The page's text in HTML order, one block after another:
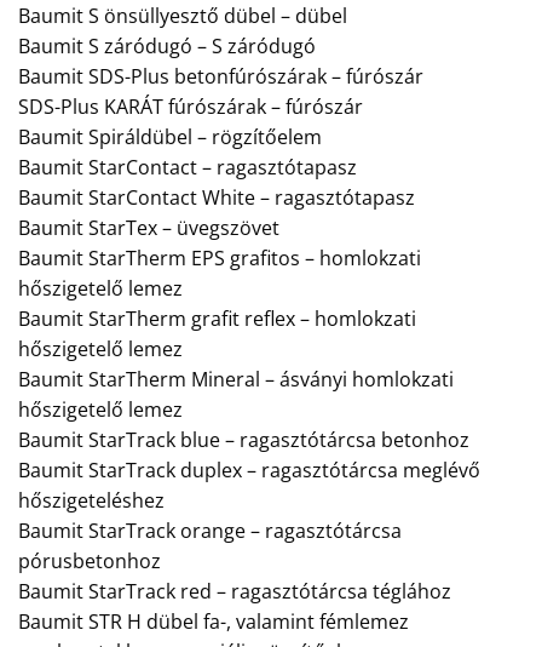
Baumit S önsüllyesztő dübel – dübel
Baumit S záródugó – S záródugó
Baumit SDS-Plus betonfúrószárak – fúrószár
SDS-Plus KARÁT fúrószárak – fúrószár
Baumit Spiráldübel – rögzítőelem
Baumit StarContact – ragasztótapasz
Baumit StarContact White – ragasztótapasz
Baumit StarTex – üvegszövet
Baumit StarTherm EPS grafitos – homlokzati
hőszigetelő lemez
Baumit StarTherm grafit reflex – homlokzati
hőszigetelő lemez
Baumit StarTherm Mineral – ásványi homlokzati
hőszigetelő lemez
Baumit StarTrack blue – ragasztótárcsa betonhoz
Baumit StarTrack duplex – ragasztótárcsa meglévő
hőszigeteléshez
Baumit StarTrack orange – ragasztótárcsa
pórusbetonhoz
Baumit StarTrack red – ragasztótárcsa téglához
Baumit STR H dübel fa-, valamint fémlemez